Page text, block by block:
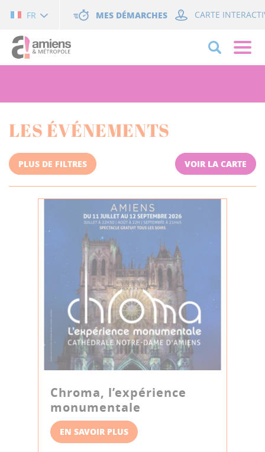
FR MES DÉMARCHES CARTE
LES ÉVÉNEMENTS
PLUS DE FILTRES VOIR LA CARTE
Chroma, l’expérience
monumentale
EN SAVOIR PLUS